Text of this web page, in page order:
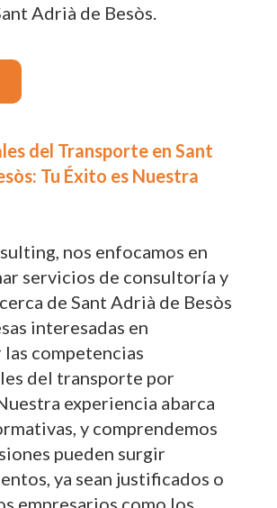
Adrià de Besòs.
del Transporte en Sant
Tu Éxito es Nuestra
nos enfocamos en
servicios de consultoría y
de Sant Adrià de Besòs
interesadas en
competencias
del transporte por
experiencia abarca
y comprendemos
pueden surgir
ya sean justificados o
empresarios como los